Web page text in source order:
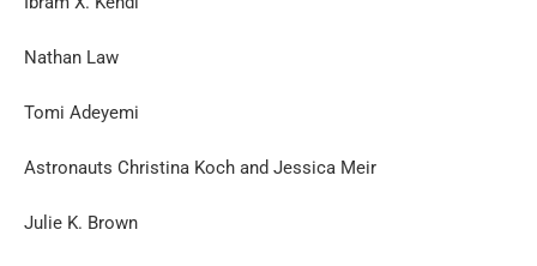
Nathan Law
Tomi Adeyemi
Astronauts Christina Koch and Jessica Meir
Julie K. Brown